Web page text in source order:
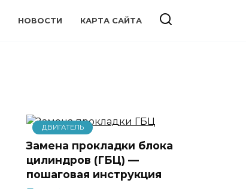
НОВОСТИ КАРТА САЙТА
ДВИГАТЕЛЬ
Замена прокладки блока
цилиндров (ГБЦ) —
пошаговая инструкция